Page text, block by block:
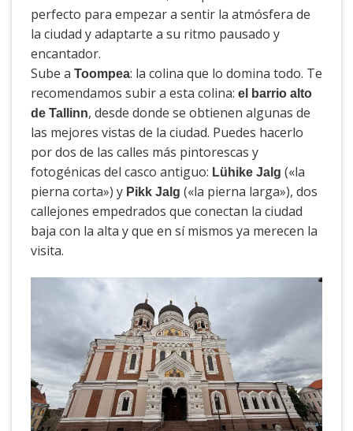
perfecto para empezar a sentir la atmósfera de
la ciudad y adaptarte a su ritmo pausado y
encantador.
Sube a Toompea: la colina que lo domina todo. Te
recomendamos subir a esta colina: el barrio alto
de Tallinn, desde donde se obtienen algunas de
las mejores vistas de la ciudad. Puedes hacerlo
por dos de las calles más pintorescas y
fotogénicas del casco antiguo: Lühike Jalg («la
pierna corta») y Pikk Jalg («la pierna larga»), dos
callejones empedrados que conectan la ciudad
baja con la alta y que en sí mismos ya merecen la
visita.